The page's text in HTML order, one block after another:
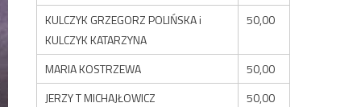
KULCZYK GRZEGORZ POLIŃSKA i
KULCZYK KATARZYNA
50,00
MARIA KOSTRZEWA
50,00
JERZY T MICHAJŁOWICZ
50,00